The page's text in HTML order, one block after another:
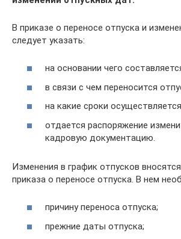
В приказе о переносе отпуска и
следует указать:
на основании чего
в связи с чем переносится
на какие сроки
отдается распоряжение
кадровую документацию.
Изменения в график отпусков
приказа о переносе отпуска. В нем
причину переноса отпуска;
прежние даты отпуска;